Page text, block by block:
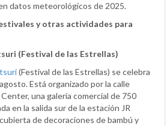
datos meteorológicos de 2025.
y otras actividades para
(Festival de las Estrellas)
(Festival de las Estrellas) se celebra
Está organizado por la calle
una galería comercial de 750
en la salida sur de la estación JR
de decoraciones de bambú y